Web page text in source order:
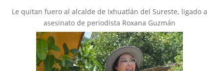
Le quitan fuero al alcalde de Ixhuatlán del Sureste, ligado a
asesinato de periodista Roxana Guzmán